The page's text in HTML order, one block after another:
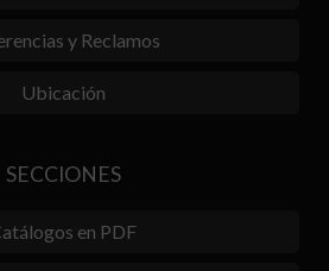
y Reclamos
Ubicación
SECCIONES
en PDF